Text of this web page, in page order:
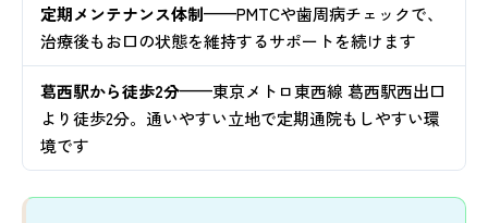
定期メンテナンス体制——PMTCや歯周病チェックで、
治療後もお口の状態を維持するサポートを続けます
葛西駅から徒歩2分——東京メトロ東西線 葛西駅西出口
より徒歩2分。通いやすい立地で定期通院もしやすい環
境です